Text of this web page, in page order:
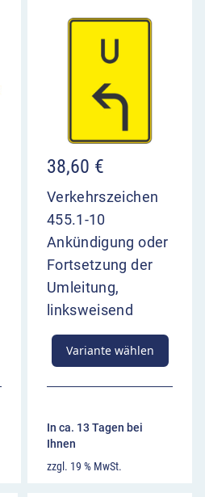
38,60 €
Verkehrszeichen
455.1-10
Ankündigung oder
Fortsetzung der
Umleitung,
linksweisend
Variante wählen
In ca. 13 Tagen bei
Ihnen
zzgl. 19 % MwSt.